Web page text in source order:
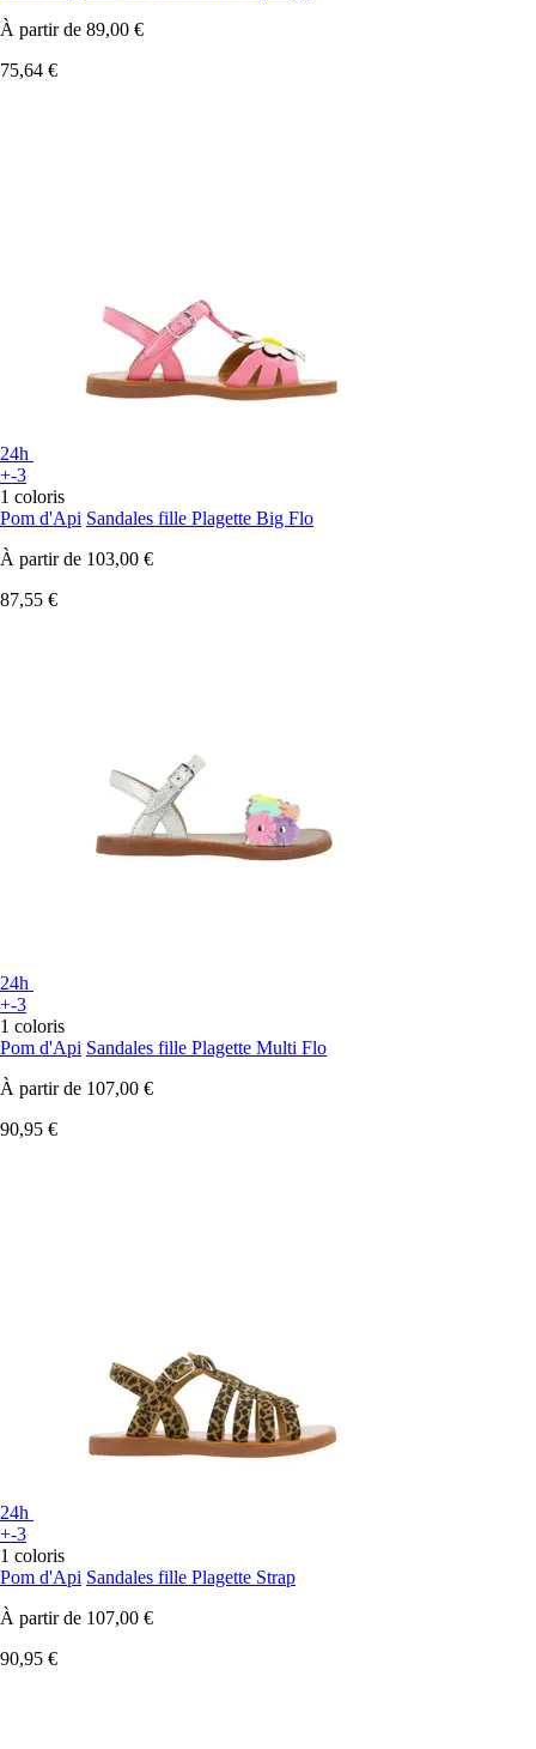
À partir de 89,00 €
75,64 €
24h
+-3
1 coloris
Pom d'Api Sandales fille Plagette Big Flo
À partir de 103,00 €
87,55 €
24h
+-3
1 coloris
Pom d'Api Sandales fille Plagette Multi Flo
À partir de 107,00 €
90,95 €
24h
+-3
1 coloris
Pom d'Api Sandales fille Plagette Strap
À partir de 107,00 €
90,95 €